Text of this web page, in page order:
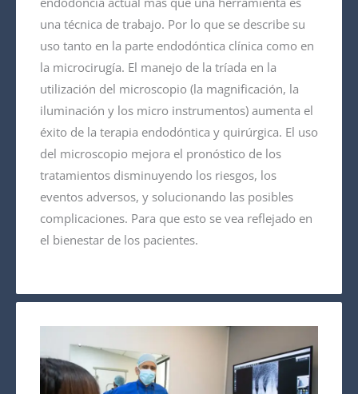
una técnica de trabajo. Por lo que se describe su
uso tanto en la parte endodóntica clínica como en
la microcirugía. El manejo de la tríada en la
utilización del microscopio (la magnificación, la
iluminación y los micro instrumentos) aumenta el
éxito de la terapia endodóntica y quirúrgica. El uso
del microscopio mejora el pronóstico de los
tratamientos disminuyendo los riesgos, los
eventos adversos, y solucionando las posibles
complicaciones. Para que esto se vea reflejado en
el bienestar de los pacientes.